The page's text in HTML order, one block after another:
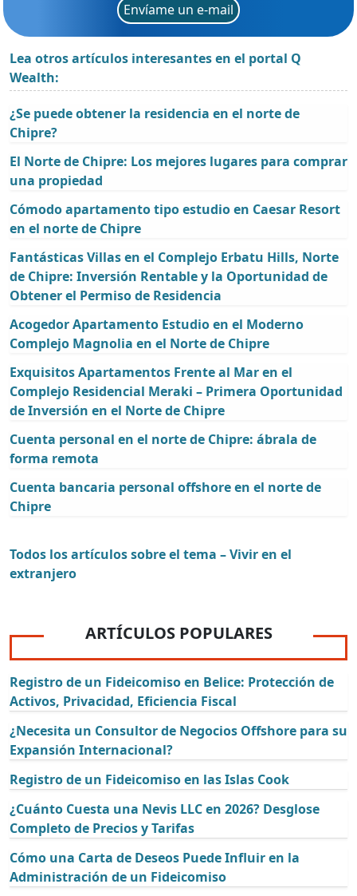
Envíame un e-mail
Lea otros artículos interesantes en el portal Q
Wealth:
¿Se puede obtener la residencia en el norte de
Chipre?
El Norte de Chipre: Los mejores lugares para comprar
una propiedad
Cómodo apartamento tipo estudio en Caesar Resort
en el norte de Chipre
Fantásticas Villas en el Complejo Erbatu Hills, Norte
de Chipre: Inversión Rentable y la Oportunidad de
Obtener el Permiso de Residencia
Acogedor Apartamento Estudio en el Moderno
Complejo Magnolia en el Norte de Chipre
Exquisitos Apartamentos Frente al Mar en el
Complejo Residencial Meraki – Primera Oportunidad
de Inversión en el Norte de Chipre
Cuenta personal en el norte de Chipre: ábrala de
forma remota
Cuenta bancaria personal offshore en el norte de
Chipre
Todos los artículos sobre el tema – Vivir en el
extranjero
ARTÍCULOS POPULARES
Registro de un Fideicomiso en Belice: Protección de
Activos, Privacidad, Eficiencia Fiscal
¿Necesita un Consultor de Negocios Offshore para su
Expansión Internacional?
Registro de un Fideicomiso en las Islas Cook
¿Cuánto Cuesta una Nevis LLC en 2026? Desglose
Completo de Precios y Tarifas
Cómo una Carta de Deseos Puede Influir en la
Administración de un Fideicomiso